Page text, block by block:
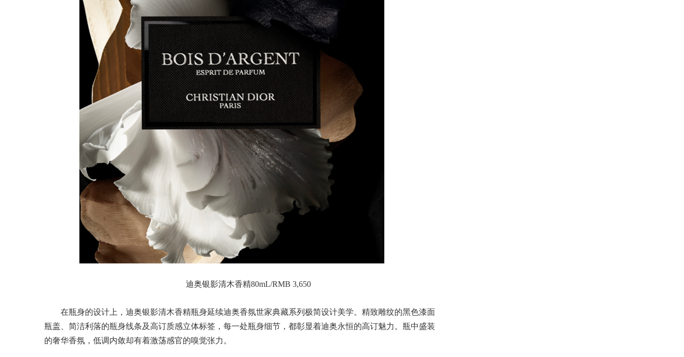
迪奥银影清木香精80mL/RMB 3,650
在瓶身的设计上，迪奥银影清木香精瓶身延续迪奥香氛世家典藏系列极简设计美学。精致雕纹的黑色漆面
瓶盖、简洁利落的瓶身线条及高订质感立体标签，每一处瓶身细节，都彰显着迪奥永恒的高订魅力。瓶中盛装
的奢华香氛，低调内敛却有着激荡感官的嗅觉张力。